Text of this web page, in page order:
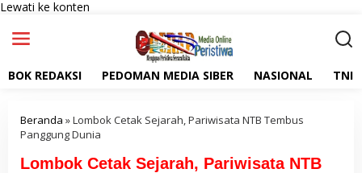
Lewati ke konten
BOK REDAKSI PEDOMAN MEDIA SIBER NASIONAL TNI
Beranda »Lombok Cetak Sejarah, Pariwisata NTB Tembus
Panggung Dunia
Lombok Cetak Sejarah, Pariwisata NTB